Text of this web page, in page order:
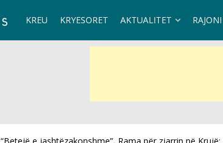
KREU KRYESORET AKTUALITET RAJONI